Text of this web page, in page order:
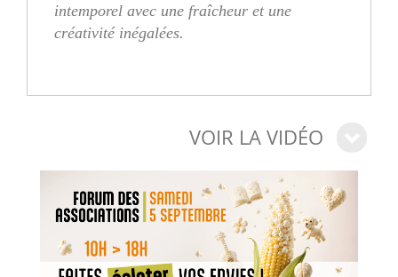
intemporel avec une fraîcheur et une
créativité inégalées.
VOIR LA VIDÉO